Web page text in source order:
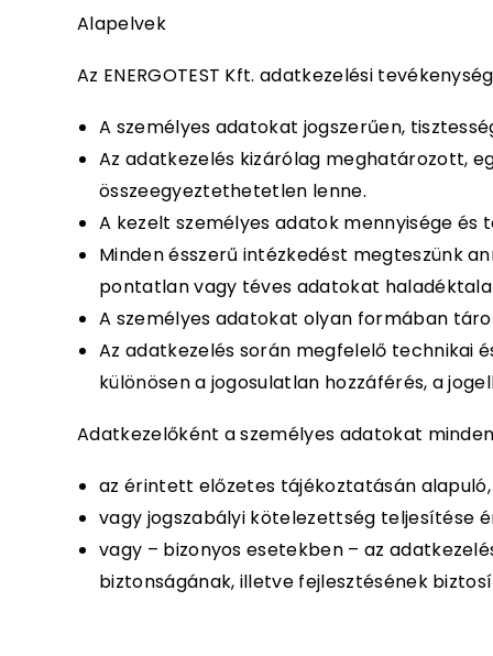
Alapelvek
Az ENERGOTEST Kft. adatkezelési
A személyes adatokat jogszerűen,
Az adatkezelés kizárólag meghatározott,
összeegyeztethetetlen lenne.
A kezelt személyes adatok mennyisége és
Minden ésszerű intézkedést megteszünk
pontatlan vagy téves adatokat
A személyes adatokat olyan formában
Az adatkezelés során megfelelő technikai
különösen a jogosulatlan hozzáférés, a
Adatkezelőként a személyes adatokat
az érintett előzetes tájékoztatásán
vagy jogszabályi kötelezettség teljesítése
vagy – bizonyos esetekben – az
biztonságának, illetve fejlesztésének